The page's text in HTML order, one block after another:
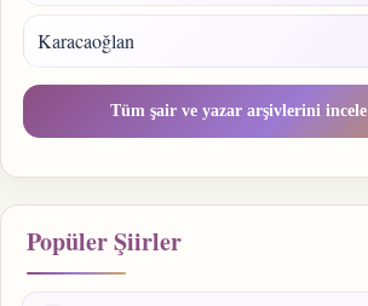
Karacaoğlan
Tüm şair ve yazar arşivlerini incele
Popüler Şiirler